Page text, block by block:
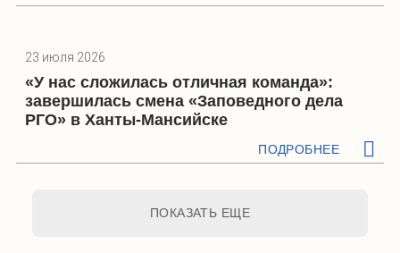
23 июля 2026
«У нас сложилась отличная команда»:
завершилась смена «Заповедного дела
РГО» в Ханты-Мансийске
ПОДРОБНЕЕ
ПОКАЗАТЬ ЕЩЕ